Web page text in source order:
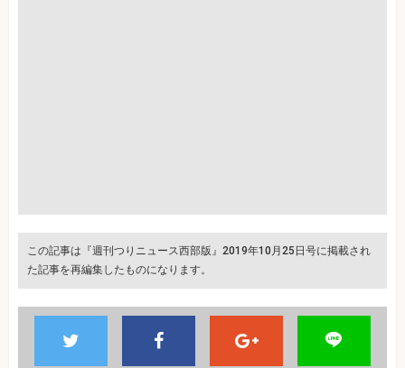
この記事は『週刊つりニュース西部版』2019年10月25日号に掲載され
た記事を再編集したものになります。